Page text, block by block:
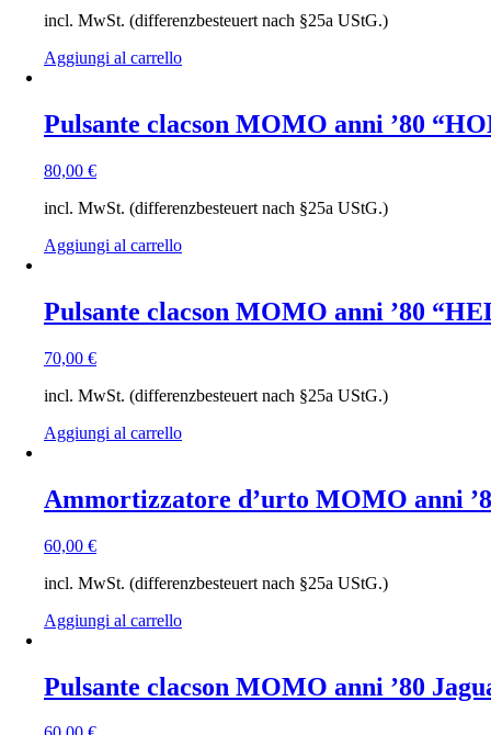
incl. MwSt. (differenzbesteuert nach §25a UStG.)
Aggiungi al carrello
Pulsante clacson MOMO anni ’80
80,00 €
incl. MwSt. (differenzbesteuert nach §25a UStG.)
Aggiungi al carrello
Pulsante clacson MOMO anni ’80
70,00 €
incl. MwSt. (differenzbesteuert nach §25a UStG.)
Aggiungi al carrello
Ammortizzatore d’urto MOMO anni
60,00 €
incl. MwSt. (differenzbesteuert nach §25a UStG.)
Aggiungi al carrello
Pulsante clacson MOMO anni ’80